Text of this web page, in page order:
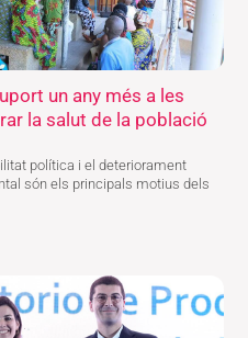
un any més a les
la salut de la població
política i el deteriorament
són els principals motius dels